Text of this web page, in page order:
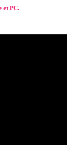
et PC.